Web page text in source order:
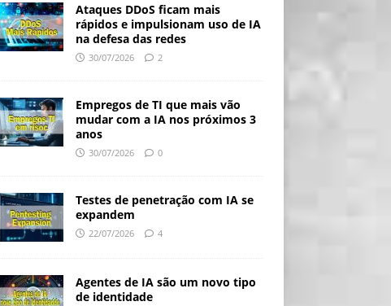
Ataques DDoS ficam mais
rápidos e impulsionam uso de IA
na defesa das redes
30/07/2026 2
Empregos de TI que mais vão
mudar com a IA nos próximos 3
anos
30/07/2026 0
Testes de penetração com IA se
expandem
22/07/2026 4
Agentes de IA são um novo tipo
de identidade